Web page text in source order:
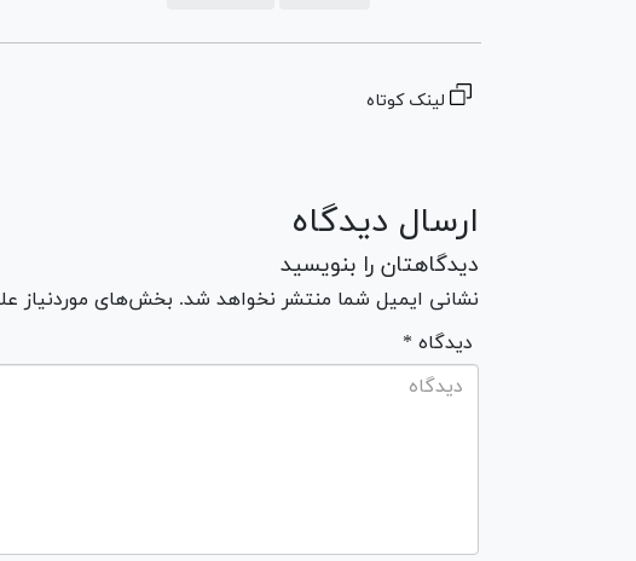
لینک کوتاه
ارسال دیدگاه
دیدگاهتان را بنویسید
نشانی ایمیل شما منتشر نخواهد شد. بخش‌های موردنیاز
* دیدگاه